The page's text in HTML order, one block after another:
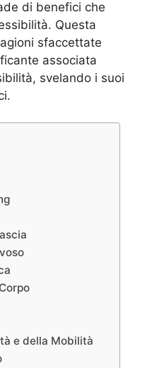
di benefici che
Questa
sfaccettate
associata
svelando i suoi
e della Mobilità